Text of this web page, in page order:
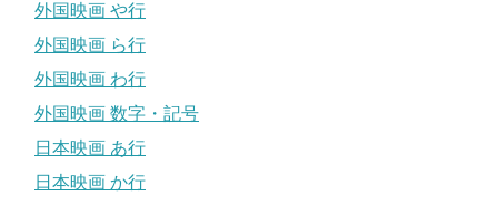
外国映画 や行
外国映画 ら行
外国映画 わ行
外国映画 数字・記号
日本映画 あ行
日本映画 か行